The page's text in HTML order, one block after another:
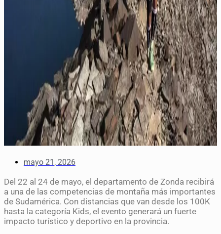
mayo 21, 2026
Del 22 al 24 de mayo, el departamento de Zonda recibirá
a una de las competencias de montaña más importantes
de Sudamérica. Con distancias que van desde los 100K
hasta la categoría Kids, el evento generará un fuerte
impacto turístico y deportivo en la provincia.